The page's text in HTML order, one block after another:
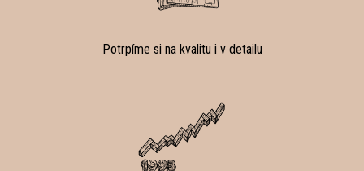
Potrpíme si na kvalitu i v detailu